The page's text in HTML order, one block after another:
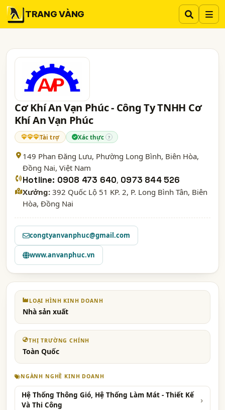
TRANG VÀNG
Cơ Khí An Vạn Phúc - Công Ty TNHH Cơ
Khí An Vạn Phúc
Tài trợ Xác thực ?
149 Phan Đăng Lưu, Phường Long Bình, Biên Hòa,
Đồng Nai, Việt Nam
Hotline: 0908 473 640, 0973 844 526
Xưởng: 392 Quốc Lộ 51 KP. 2, P. Long Bình Tân, Biên
Hòa, Đồng Nai
congtyanvanphuc@gmail.com
www.anvanphuc.vn
LOẠI HÌNH KINH DOANH
Nhà sản xuất
THỊ TRƯỜNG CHÍNH
Toàn Quốc
NGÀNH NGHỀ KINH DOANH
Hệ Thống Thông Gió, Hệ Thống Làm Mát - Thiết Kế
Và Thi Công